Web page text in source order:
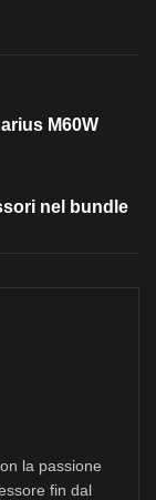
M60W
nel bundle
la passione
fin dal